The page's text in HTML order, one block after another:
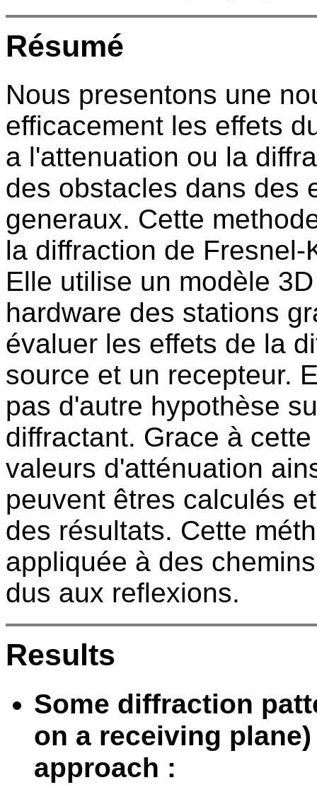
Résumé
Nous presentons une
efficacement les effets
a l'attenuation ou la
des obstacles dans des
generaux. Cette
la diffraction de Fresnel-
Elle utilise un modèle
hardware des stations
évaluer les effets de la
source et un recepteur.
pas d'autre hypothèse
diffractant. Grace à
valeurs d'atténuation
peuvent êtres calculés
des résultats. Cette
appliquée à des
dus aux reflexions.
Results
Some diffraction
on a receiving
approach :